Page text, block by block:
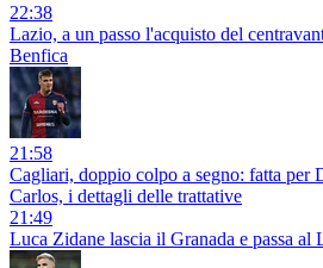
22:38
Lazio, a un passo l'acquisto del
Benfica
21:58
Cagliari, doppio colpo a segno: fatta per
Carlos, i dettagli delle trattative
21:49
Luca Zidane lascia il Granada e passa al